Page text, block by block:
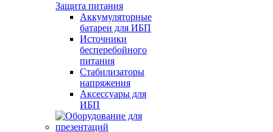
Защита питания
Аккумуляторные
батареи для ИБП
Источники
бесперебойного
питания
Стабилизаторы
напряжения
Аксессуары для
ИБП